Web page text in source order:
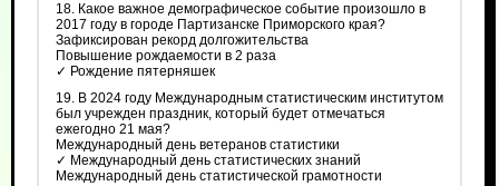
18. Какое важное демографическое событие произошло в
2017 году в городе Партизанске Приморского края?
Зафиксирован рекорд долгожительства
Повышение рождаемости в 2 раза
✓ Рождение пятерняшек
19. В 2024 году Международным статистическим институтом
был учрежден праздник, который будет отмечаться
ежегодно 21 мая?
Международный день ветеранов статистики
✓ Международный день статистических знаний
Международный день статистической грамотности